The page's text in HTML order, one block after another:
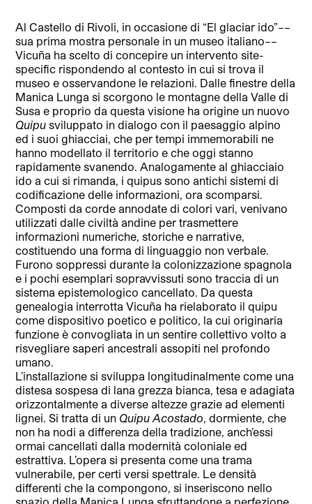
Al Castello di Rivoli, in occasione di “El glaciar ido”––
sua prima mostra personale in un museo italiano––
Vicuña ha scelto di concepire un intervento site-
specific rispondendo al contesto in cui si trova il
museo e osservandone le relazioni. Dalle finestre della
Manica Lunga si scorgono le montagne della Valle di
Susa e proprio da questa visione ha origine un nuovo
Quipu sviluppato in dialogo con il paesaggio alpino
ed i suoi ghiacciai, che per tempi immemorabili ne
hanno modellato il territorio e che oggi stanno
rapidamente svanendo. Analogamente al ghiacciaio
ido a cui si rimanda, i quipus sono antichi sistemi di
codificazione delle informazioni, ora scomparsi.
Composti da corde annodate di colori vari, venivano
utilizzati dalle civiltà andine per trasmettere
informazioni numeriche, storiche e narrative,
costituendo una forma di linguaggio non verbale.
Furono soppressi durante la colonizzazione spagnola
e i pochi esemplari sopravvissuti sono traccia di un
sistema epistemologico cancellato. Da questa
genealogia interrotta Vicuña ha rielaborato il quipu
come dispositivo poetico e politico, la cui originaria
funzione è convogliata in un sentire collettivo volto a
risvegliare saperi ancestrali assopiti nel profondo
umano.
L’installazione si sviluppa longitudinalmente come una
distesa sospesa di lana grezza bianca, tesa e adagiata
orizzontalmente a diverse altezze grazie ad elementi
lignei. Si tratta di un Quipu Acostado, dormiente, che
non ha nodi a differenza della tradizione, anch’essi
ormai cancellati dalla modernità coloniale ed
estrattiva. L’opera si presenta come una trama
vulnerabile, per certi versi spettrale. Le densità
differenti che la compongono, si inseriscono nello